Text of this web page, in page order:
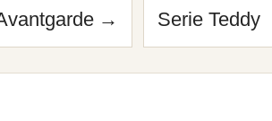
→ Serie Teddy